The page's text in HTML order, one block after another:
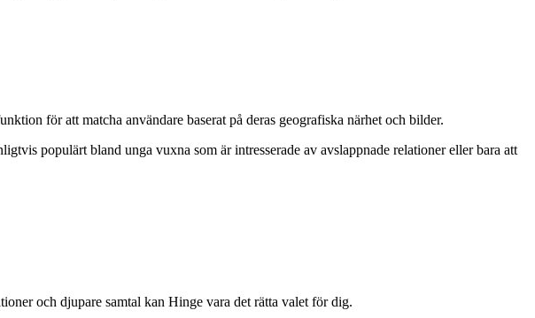
för att matcha användare baserat på deras geografiska närhet och bilder.
populärt bland unga vuxna som är intresserade av avslappnade relationer eller bara att
och djupare samtal kan Hinge vara det rätta valet för dig.